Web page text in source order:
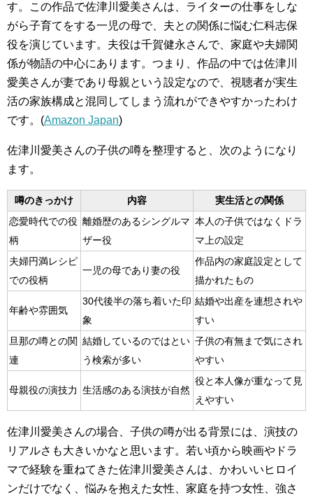
す。この作品で佐津川愛美さんは、ライターの仕事をしな
がら子育てをする一児の母で、夫との関係に悩む仁科志保
役を演じています。夫役は千賀健永さんで、家庭や夫婦関
係が物語の中心にあります。つまり、作品の中では佐津川
愛美さんが妻であり母親という設定なので、視聴者が実生
活の家族構成と混同してしまう流れができやすかったわけ
です。(Amazon Japan)
佐津川愛美さんの子供の噂を整理すると、次のようになり
ます。
噂のきっかけ 内容
実生活との関係
恋愛時代での役
柄
離婚歴のあるシングルマ
ザー役
本人の子供ではなくドラ
マ上の設定
夫婦円満レシピ
での役柄
一児の母であり妻の役
作品内の家庭設定として
描かれたもの
年齢や雰囲気
30代後半の落ち着いた印
象
結婚や出産を連想されや
すい
旦那の噂との関
連
結婚しているのではとい
う検索が多い
子供の有無まで気にされ
やすい
母親役の演技力 生活感のある演技が自然
役と本人像が重なって見
えやすい
佐津川愛美さんの場合、子供の噂が出る背景には、演技の
リアルさも大きいかなと思います。若い頃から映画やドラ
マで経験を重ねてきた佐津川愛美さんは、かわいいヒロイ
ンだけでなく、悩みを抱えた女性、家庭を持つ女性、強さ